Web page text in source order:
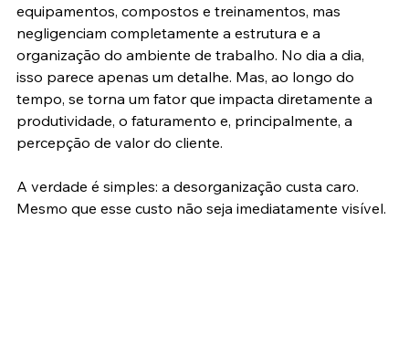
equipamentos, compostos e treinamentos, mas
negligenciam completamente a estrutura e a
organização do ambiente de trabalho. No dia a dia,
isso parece apenas um detalhe. Mas, ao longo do
tempo, se torna um fator que impacta diretamente a
produtividade, o faturamento e, principalmente, a
percepção de valor do cliente.
A verdade é simples: a desorganização custa caro.
Mesmo que esse custo não seja imediatamente visível.